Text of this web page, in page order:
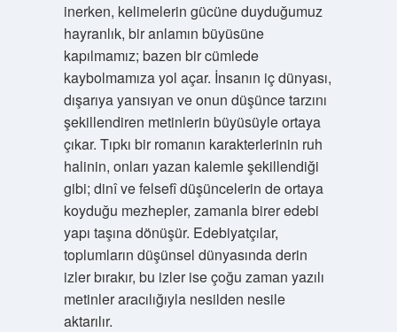
inerken, kelimelerin gücüne duyduğumuz
hayranlık, bir anlamın büyüsüne
kapılmamız; bazen bir cümlede
kaybolmamıza yol açar. İnsanın iç dünyası,
dışarıya yansıyan ve onun düşünce tarzını
şekillendiren metinlerin büyüsüyle ortaya
çıkar. Tıpkı bir romanın karakterlerinin ruh
halinin, onları yazan kalemle şekillendiği
gibi; dinî ve felsefî düşüncelerin de ortaya
koyduğu mezhepler, zamanla birer edebi
yapı taşına dönüşür. Edebiyatçılar,
toplumların düşünsel dünyasında derin
izler bırakır, bu izler ise çoğu zaman yazılı
metinler aracılığıyla nesilden nesile
aktarılır.